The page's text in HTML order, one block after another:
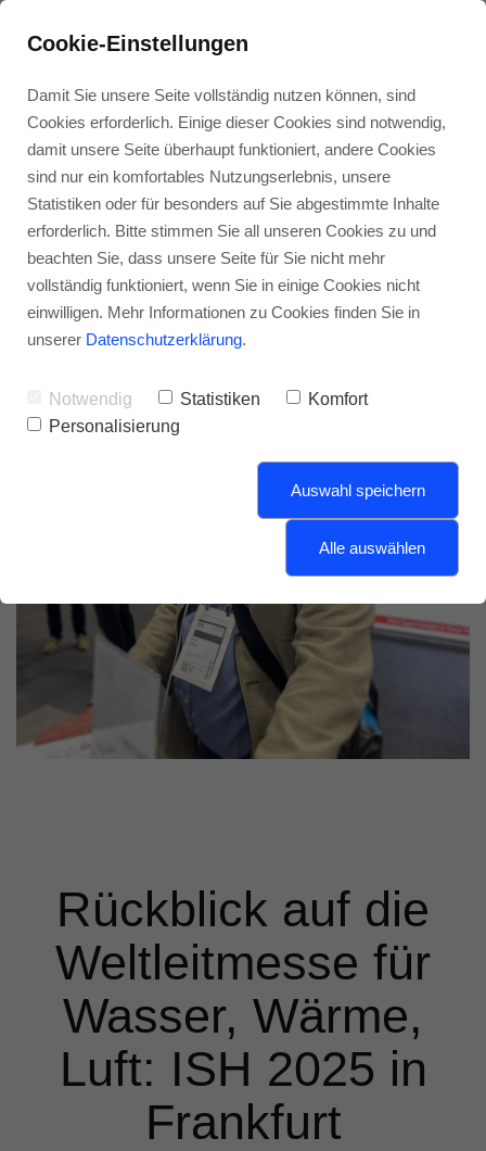
Kunden-
dienst
Energie-
wende
Über
uns
Kunden-
zufriedenheit
Stellen-
angebote
Pillipp Haustechnik
Rückblick auf die
Weltleitmesse für
Wasser, Wärme,
Luft: ISH 2025 in
Frankfurt
Cookie-Einstellungen
Damit Sie unsere Seite vollständig nutzen können, sind
Cookies erforderlich. Einige dieser Cookies sind notwendig,
damit unsere Seite überhaupt funktioniert, andere Cookies
sind nur ein komfortables Nutzungserlebnis, unsere
Statistiken oder für besonders auf Sie abgestimmte Inhalte
erforderlich. Bitte stimmen Sie all unseren Cookies zu und
beachten Sie, dass unsere Seite für Sie nicht mehr
vollständig funktioniert, wenn Sie in einige Cookies nicht
einwilligen. Mehr Informationen zu Cookies finden Sie in
unserer Datenschutzerklärung.
Notwendig Statistiken
Komfort
Personalisierung
Auswahl speichern
Alle auswählen